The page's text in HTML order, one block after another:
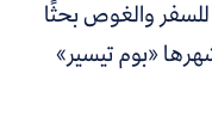
للسفر والغوص بحثًا
«بوم تيسير»